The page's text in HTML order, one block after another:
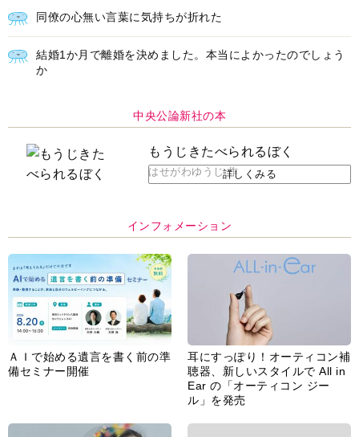
同僚の心無い言葉に気持ちが折れた
結婚1か月で離婚を決めました。本当によかったのでしょう
か
中央公論新社の本
もうじきたべられるぼく
はせがわゆうじ 作詳しくみる
インフォメーション
ＡＩで始める遺言を書く前の準
備セミナー開催
耳にすっぽり！オーティコン補
聴器、新しいスタイルで All in
Ear の「オーティコン ジー
ル」を発売